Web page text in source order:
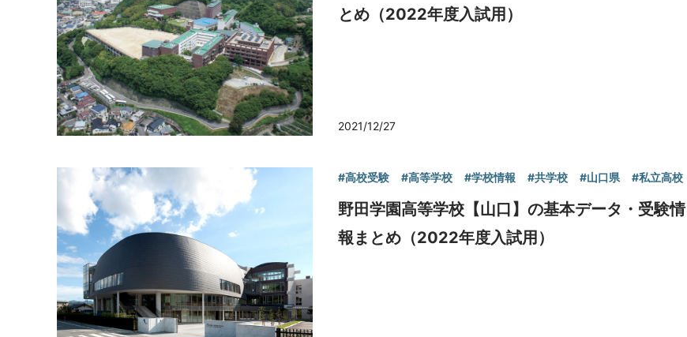
とめ（2022年度入試用）
2021/12/27
#高校受験 #高等学校 #学校情報 #共学校 #山口県 #私立高校
野田学園高等学校【山口】の基本データ・受験情
報まとめ（2022年度入試用）